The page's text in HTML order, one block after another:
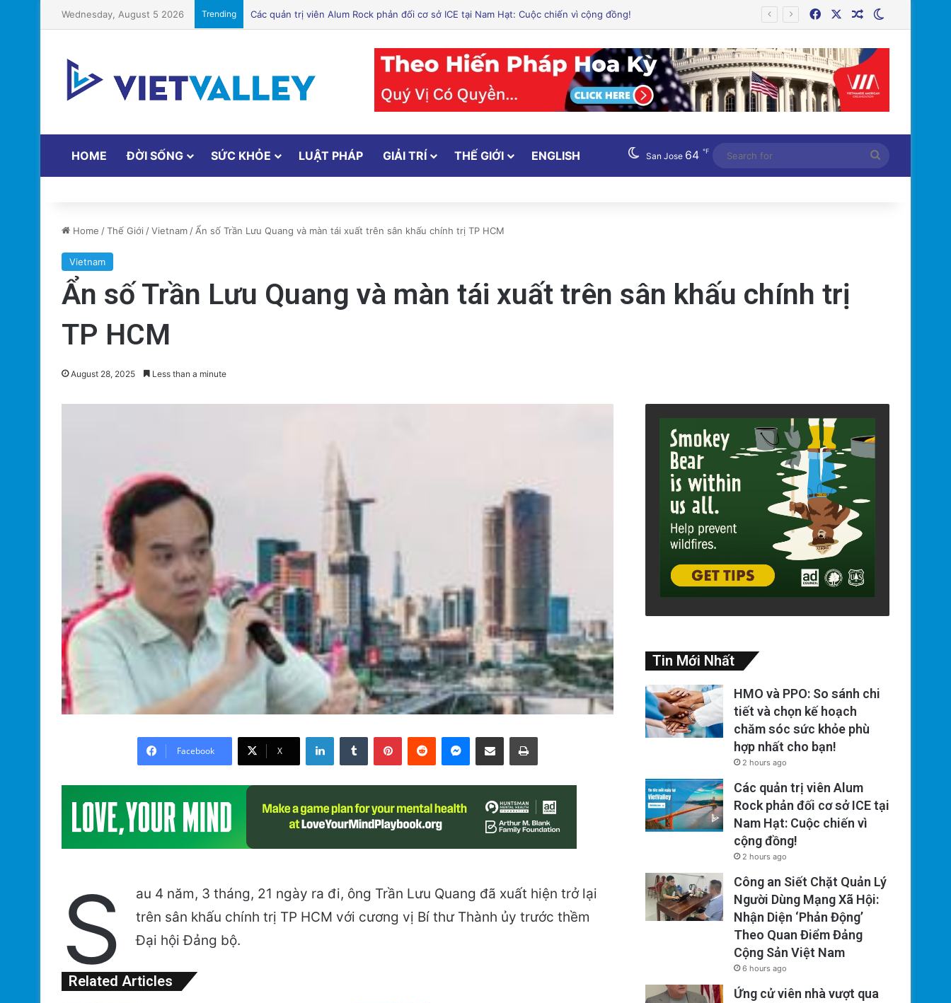
Wednesday, August 5 2026 Trending FacebookRandom Article
HOME ĐỜI SỐNG SỨC KHỎE LUẬT PHÁP GIẢI TRÍ THẾ GIỚI ENGLISH San Jose 64 ℉
for
Home /Thế Giới /Vietnam/Ẩn số Trần Lưu Quang và màn tái xuất trên sân khấu chính trị TP HCM
Vietnam
Ẩn số Trần Lưu Quang và màn tái xuất trên sân khấu chính trị
TP HCM
August 28, 2025 Less than a minute
Facebook X
LinkedInTumblr PinterestReddit Messenger
Share via Email Print
S
au 4 năm, 3 tháng, 21 ngày ra đi, ông Trần Lưu Quang đã xuất hiện trở lại
trên sân khấu chính trị TP HCM với cương vị Bí thư Thành ủy trước thềm
Đại hội Đảng bộ.
Related Articles
Tin Mới Nhất
HMO và PPO: So sánh chi
tiết và chọn kế hoạch
chăm sóc sức khỏe phù
hợp nhất cho bạn!
2 hours ago
Các quản trị viên Alum
Rock phản đối cơ sở ICE tại
Nam Hạt: Cuộc chiến vì
cộng đồng!
2 hours ago
Công an Siết Chặt Quản Lý
Người Dùng Mạng Xã Hội:
Nhận Diện ‘Phản Động’
Theo Quan Điểm Đảng
Cộng Sản Việt Nam
6 hours ago
Ứng cử viên nhà vượt qua